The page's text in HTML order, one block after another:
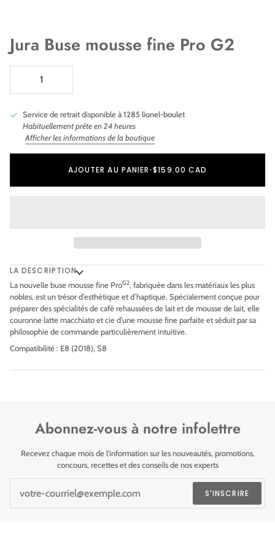
Jura Buse mousse fine Pro G2
Service de retrait disponible à1285 lionel-boulet
Habituellement prête en 24 heures
Afficher les informations de la boutique
AJOUTER AU PANIER•$159.00 CAD
LA DESCRIPTION
La nouvelle buse mousse fine ProG2, fabriquée dans les matériaux les plus
nobles, est un trésor d’esthétique et d’haptique. Spécialement conçue pour
préparer des spécialités de café rehaussées de lait et de mousse de lait, elle
couronne latte macchiato et cie d’une mousse fine parfaite et séduit par sa
philosophie de commande particulièrement intuitive.
Compatibilité : E8 (2018), S8
Abonnez-vous à notre infolettre
Recevez chaque mois de l'information sur les nouveautés, promotions,
concours, recettes et des conseils de nos experts
S'INSCRIRE